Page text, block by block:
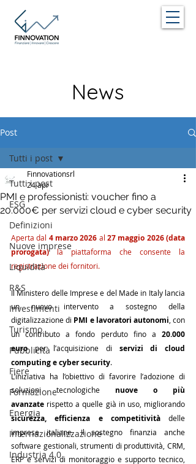
News
Post
Tutti i post
ESG
Definizioni
Nuove imprese
Liquidità
R&S
Investimenti
Turismo
Pubblicità
Fiere
Formazione
Energia
Internazionalizzazione
Industria 4.0
Tutti i post
PMI e professionisti: voucher fino a
20.000€ per servizi cloud e cyber security
Finnovationsrl
24 apr
Aperta dal 4 marzo 2026 al 27 maggio 2026 (data
prorogata) la piattaforma che consente la
registrazione dei fornitori.
Il Ministero delle Imprese e del Made in Italy lancia
un nuovo intervento a sostegno della
digitalizzazione di PMI e lavoratori autonomi , con
un contributo a fondo perduto fino a 20.000
euro per l’acquisizione di servizi di cloud
computing e cyber security.
L’iniziativa ha l’obiettivo di favorire l’adozione di
soluzioni tecnologiche nuove o più
avanzate
sicurezza, efficienza e competitività delle
imprese italiane. Il sostegno finanzia anche
software gestionali, strumenti di produttività, CRM,
ERP e servizi di monitoraggio e supporto tecnico,